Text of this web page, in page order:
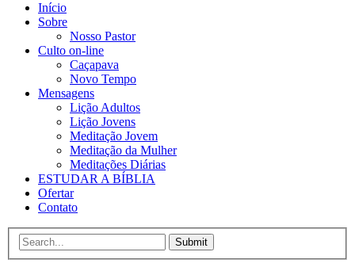
Início
Sobre
Nosso Pastor
Culto on-line
Caçapava
Novo Tempo
Mensagens
Lição Adultos
Lição Jovens
Meditação Jovem
Meditação da Mulher
Meditações Diárias
ESTUDAR A BÍBLIA
Ofertar
Contato
Submit